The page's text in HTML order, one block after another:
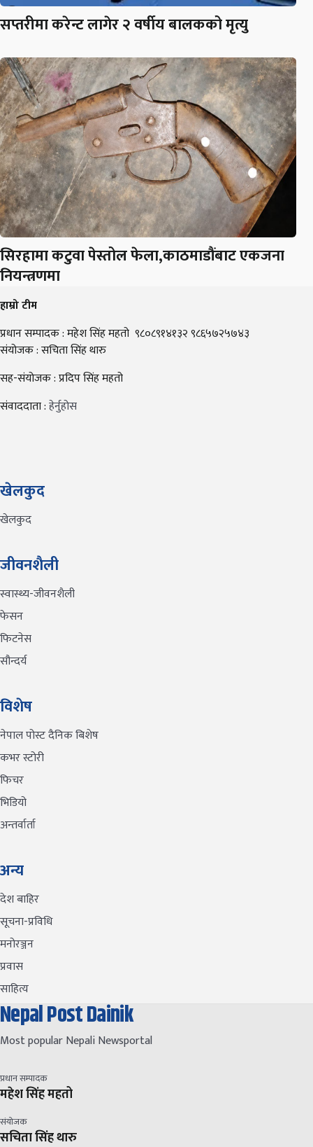
सप्तरीमा करेन्ट लागेर २ वर्षीय बालकको मृत्यु
सिरहामा कटुवा पेस्तोल फेला,काठमाडौंबाट एकजना
नियन्त्रणमा
हाम्रो टीम
प्रधान सम्पादक : महेश सिंह महतो ९८०८९१४१३२ ९८६५७२५७४३
संयोजक : सचिता सिंह थारु
सह-संयोजक : प्रदिप सिंह महतो
संवाददाता :हेर्नुहोस
खेलकुद
खेलकुद
जीवनशैली
स्वास्थ्य-जीवनशैली
फेसन
फिटनेस
सौन्दर्य
विशेष
नेपाल पोस्ट दैनिक बिशेष
कभर स्टोरी
फिचर
भिडियो
अन्तर्वार्ता
अन्य
देश बाहिर
सूचना-प्रविधि
मनोरञ्जन
प्रवास
साहित्य
Nepal Post Dainik
Most popular Nepali Newsportal
प्रधान सम्पादक
महेश सिंह महतो
संयोजक
सचिता सिंह थारु